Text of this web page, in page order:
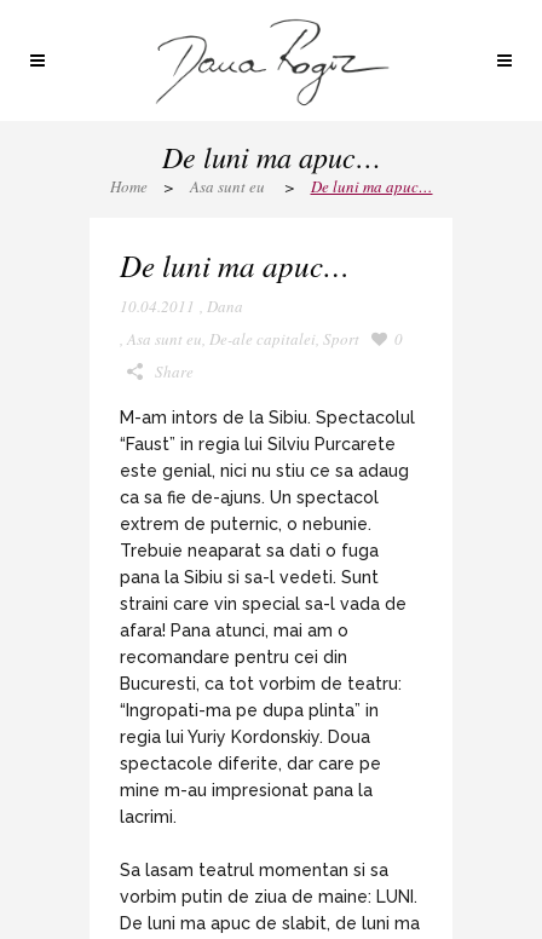
De luni ma apuc…
Home > Asa sunt eu > De luni ma apuc…
De luni ma apuc…
10.04.2011 , Dana
, Asa sunt eu, De-ale capitalei, Sport
0
Share
M-am intors de la Sibiu. Spectacolul
“Faust” in regia lui Silviu Purcarete
este genial, nici nu stiu ce sa adaug
ca sa fie de-ajuns. Un spectacol
extrem de puternic, o nebunie.
Trebuie neaparat sa dati o fuga
pana la Sibiu si sa-l vedeti. Sunt
straini care vin special sa-l vada de
afara! Pana atunci, mai am o
recomandare pentru cei din
Bucuresti, ca tot vorbim de teatru:
“Ingropati-ma pe dupa plinta” in
regia lui Yuriy Kordonskiy. Doua
spectacole diferite, dar care pe
mine m-au impresionat pana la
lacrimi.
Sa lasam teatrul momentan si sa
vorbim putin de ziua de maine: LUNI.
De luni ma apuc de slabit, de luni ma